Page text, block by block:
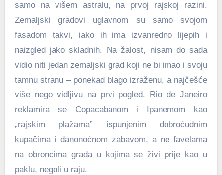
samo na višem astralu, na prvoj rajskoj razini.
Zemaljski gradovi uglavnom su samo svojom
fasadom takvi, iako ih ima izvanredno lijepih i
naizgled jako skladnih. Na žalost, nisam do sada
vidio niti jedan zemaljski grad koji ne bi imao i svoju
tamnu stranu – ponekad blago izraženu, a najčešće
više nego vidljivu na prvi pogled. Rio de Janeiro
reklamira se Copacabanom i Ipanemom kao
„rajskim plažama” ispunjenim dobroćudnim
kupačima i danonoćnom zabavom, a ne favelama
na obroncima grada u kojima se živi prije kao u
paklu, negoli u raju.